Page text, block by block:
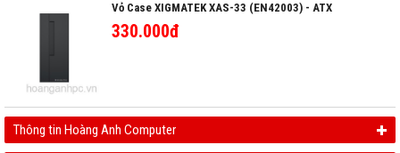
Vỏ Case XIGMATEK XAS-33 (EN42003) - ATX
330.000đ
Thông tin Hoàng Anh Computer